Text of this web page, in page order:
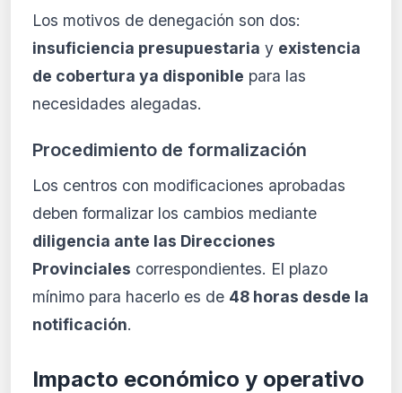
Los motivos de denegación son dos:
insuficiencia presupuestaria y existencia
de cobertura ya disponible para las
necesidades alegadas.
Procedimiento de formalización
Los centros con modificaciones aprobadas
deben formalizar los cambios mediante
diligencia ante las Direcciones
Provinciales correspondientes. El plazo
mínimo para hacerlo es de 48 horas desde la
notificación.
Impacto económico y operativo